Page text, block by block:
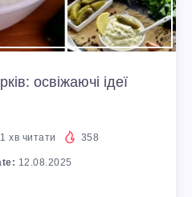
освіжаючі ідеї
1 хв читати 358
12.08.2025